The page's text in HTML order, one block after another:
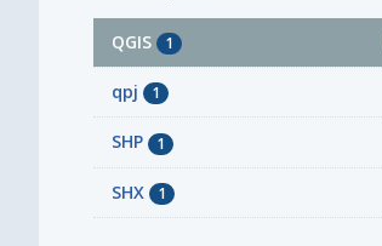
QGIS 1
qpj 1
SHP 1
SHX 1